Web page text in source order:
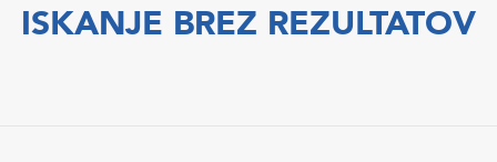
ISKANJE BREZ REZULTATOV